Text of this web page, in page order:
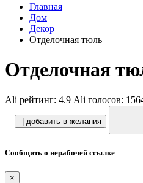
Главная
Дом
Декор
Отделочная тюль
Отделочная
Ali рейтинг: 4.9 Ali голосов:
| добавить в желания
Сообщить о нерабочей ссылке
×